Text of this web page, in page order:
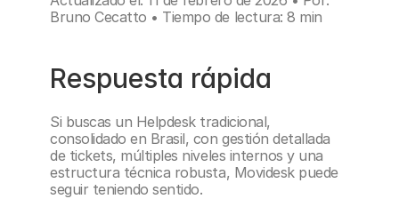
Bruno Cecatto • Tiempo de lectura: 8 min
Respuesta rápida
Si buscas un Helpdesk tradicional,
consolidado en Brasil, con gestión detallada
de tickets, múltiples niveles internos y una
estructura técnica robusta, Movidesk puede
seguir teniendo sentido.